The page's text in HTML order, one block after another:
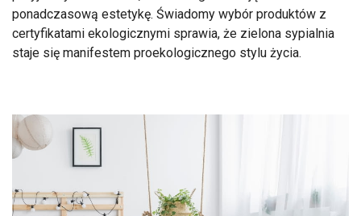
ponadczasową estetykę. Świadomy wybór produktów z
certyfikatami ekologicznymi sprawia, że zielona sypialnia
staje się manifestem proekologicznego stylu życia.